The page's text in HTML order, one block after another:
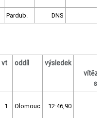
Pardub. DNS
vt oddíl výsledek
s /
1 Olomouc 12:46,90